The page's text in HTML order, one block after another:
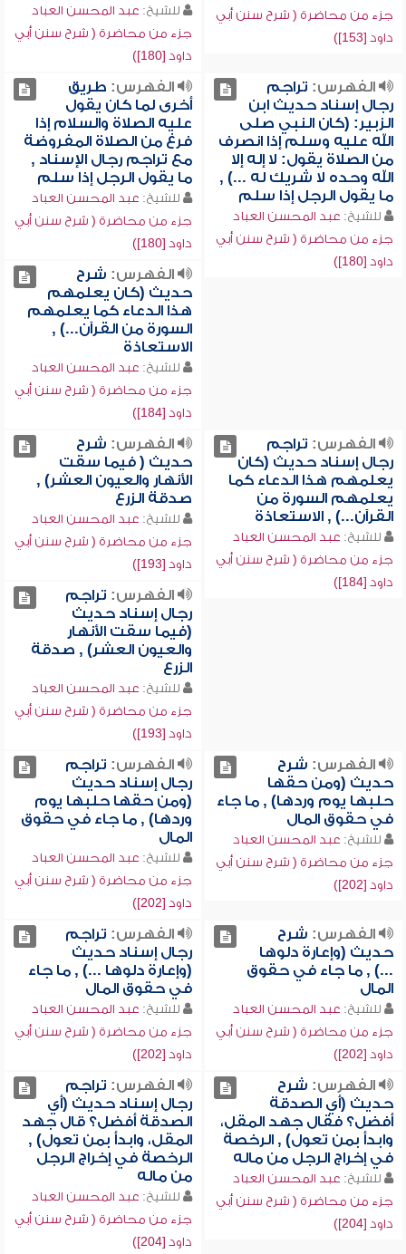
جزء من محاضرة ( شرح سنن أبي
داود [153])
للشيخ: عبد المحسن العباد
جزء من محاضرة ( شرح سنن أبي
داود [180])
الفهرس: تراجم
رجال إسناد حديث ابن
الزبير: (كان النبي صلى
الله عليه وسلم إذا انصرف
من الصلاة يقول: لا إله إلا
الله وحده لا شريك له ...) ,
ما يقول الرجل إذا سلم
للشيخ: عبد المحسن العباد
جزء من محاضرة ( شرح سنن أبي
داود [180])
الفهرس: طريق
أخرى لما كان يقول
عليه الصلاة والسلام إذا
فرغ من الصلاة المفروضة
مع تراجم رجال الإسناد ,
ما يقول الرجل إذا سلم
للشيخ: عبد المحسن العباد
جزء من محاضرة ( شرح سنن أبي
داود [180])
الفهرس: شرح
حديث (كان يعلمهم
هذا الدعاء كما يعلمهم
السورة من القرآن...) ,
الاستعاذة
للشيخ: عبد المحسن العباد
جزء من محاضرة ( شرح سنن أبي
داود [184])
الفهرس: تراجم
رجال إسناد حديث (كان
يعلمهم هذا الدعاء كما
يعلمهم السورة من
القرآن...) , الاستعاذة
للشيخ: عبد المحسن العباد
جزء من محاضرة ( شرح سنن أبي
داود [184])
الفهرس: شرح
حديث ( فيما سقت
الأنهار والعيون العشر) ,
صدقة الزرع
للشيخ: عبد المحسن العباد
جزء من محاضرة ( شرح سنن أبي
داود [193])
الفهرس: تراجم
رجال إسناد حديث
(فيما سقت الأنهار
والعيون العشر) , صدقة
الزرع
للشيخ: عبد المحسن العباد
جزء من محاضرة ( شرح سنن أبي
داود [193])
الفهرس: شرح
حديث (ومن حقها
حلبها يوم وردها) , ما جاء
في حقوق المال
للشيخ: عبد المحسن العباد
جزء من محاضرة ( شرح سنن أبي
داود [202])
الفهرس: تراجم
رجال إسناد حديث
(ومن حقها حلبها يوم
وردها) , ما جاء في حقوق
المال
للشيخ: عبد المحسن العباد
جزء من محاضرة ( شرح سنن أبي
داود [202])
الفهرس: شرح
حديث (وإعارة دلوها
...) , ما جاء في حقوق
المال
للشيخ: عبد المحسن العباد
جزء من محاضرة ( شرح سنن أبي
داود [202])
الفهرس: تراجم
رجال إسناد حديث
(وإعارة دلوها ...) , ما جاء
في حقوق المال
للشيخ: عبد المحسن العباد
جزء من محاضرة ( شرح سنن أبي
داود [202])
الفهرس: شرح
حديث (أي الصدقة
أفضل؟ فقال جهد المقل،
وابدأ بمن تعول) , الرخصة
في إخراج الرجل من ماله
للشيخ: عبد المحسن العباد
جزء من محاضرة ( شرح سنن أبي
داود [204])
الفهرس: تراجم
رجال إسناد حديث (أي
الصدقة أفضل؟ قال جهد
المقل، وابدأ بمن تعول) ,
الرخصة في إخراج الرجل
من ماله
للشيخ: عبد المحسن العباد
جزء من محاضرة ( شرح سنن أبي
داود [204])